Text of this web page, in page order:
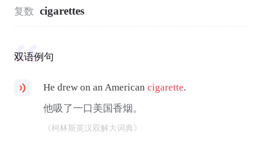
复数 cigarettes
双语例句
He drew on an Americancigarette.
他吸了一口美国香烟。
《柯林斯英汉双解大词典》